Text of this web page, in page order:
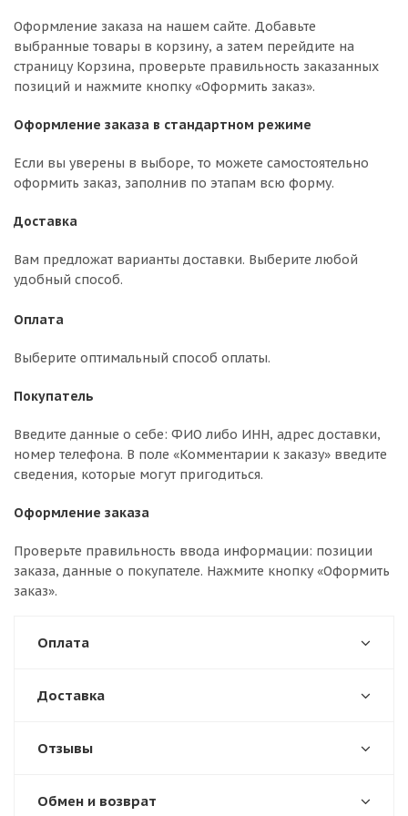
Оформление заказа на нашем сайте. Добавьте
выбранные товары в корзину, а затем перейдите на
страницу Корзина, проверьте правильность заказанных
позиций и нажмите кнопку «Оформить заказ».
Оформление заказа в стандартном режиме
Если вы уверены в выборе, то можете самостоятельно
оформить заказ, заполнив по этапам всю форму.
Доставка
Вам предложат варианты доставки. Выберите любой
удобный способ.
Оплата
Выберите оптимальный способ оплаты.
Покупатель
Введите данные о себе: ФИО либо ИНН, адрес доставки,
номер телефона. В поле «Комментарии к заказу» введите
сведения, которые могут пригодиться.
Оформление заказа
Проверьте правильность ввода информации: позиции
заказа, данные о покупателе. Нажмите кнопку «Оформить
заказ».
Оплата
Доставка
Отзывы
Обмен и возврат